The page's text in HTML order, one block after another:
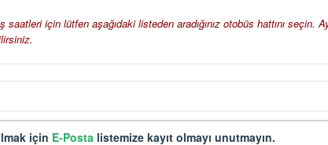
için lütfen aşağıdaki listeden aradığınız otobüs hattını seçin.
için E-Postalistemize kayıt olmayı unutmayın.